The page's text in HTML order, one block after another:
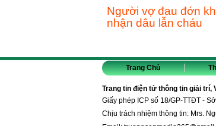
Người vợ đau đớn
nhận dâu lẫn cháu
Trang Chủ
Trang tin điện tử thông tin giải trí,
Giấy phép ICP số 18/GP-TTĐT -
Chịu trách nhiệm thông tin: Mrs.